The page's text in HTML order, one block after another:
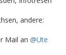
andere:
Mail an @Ute